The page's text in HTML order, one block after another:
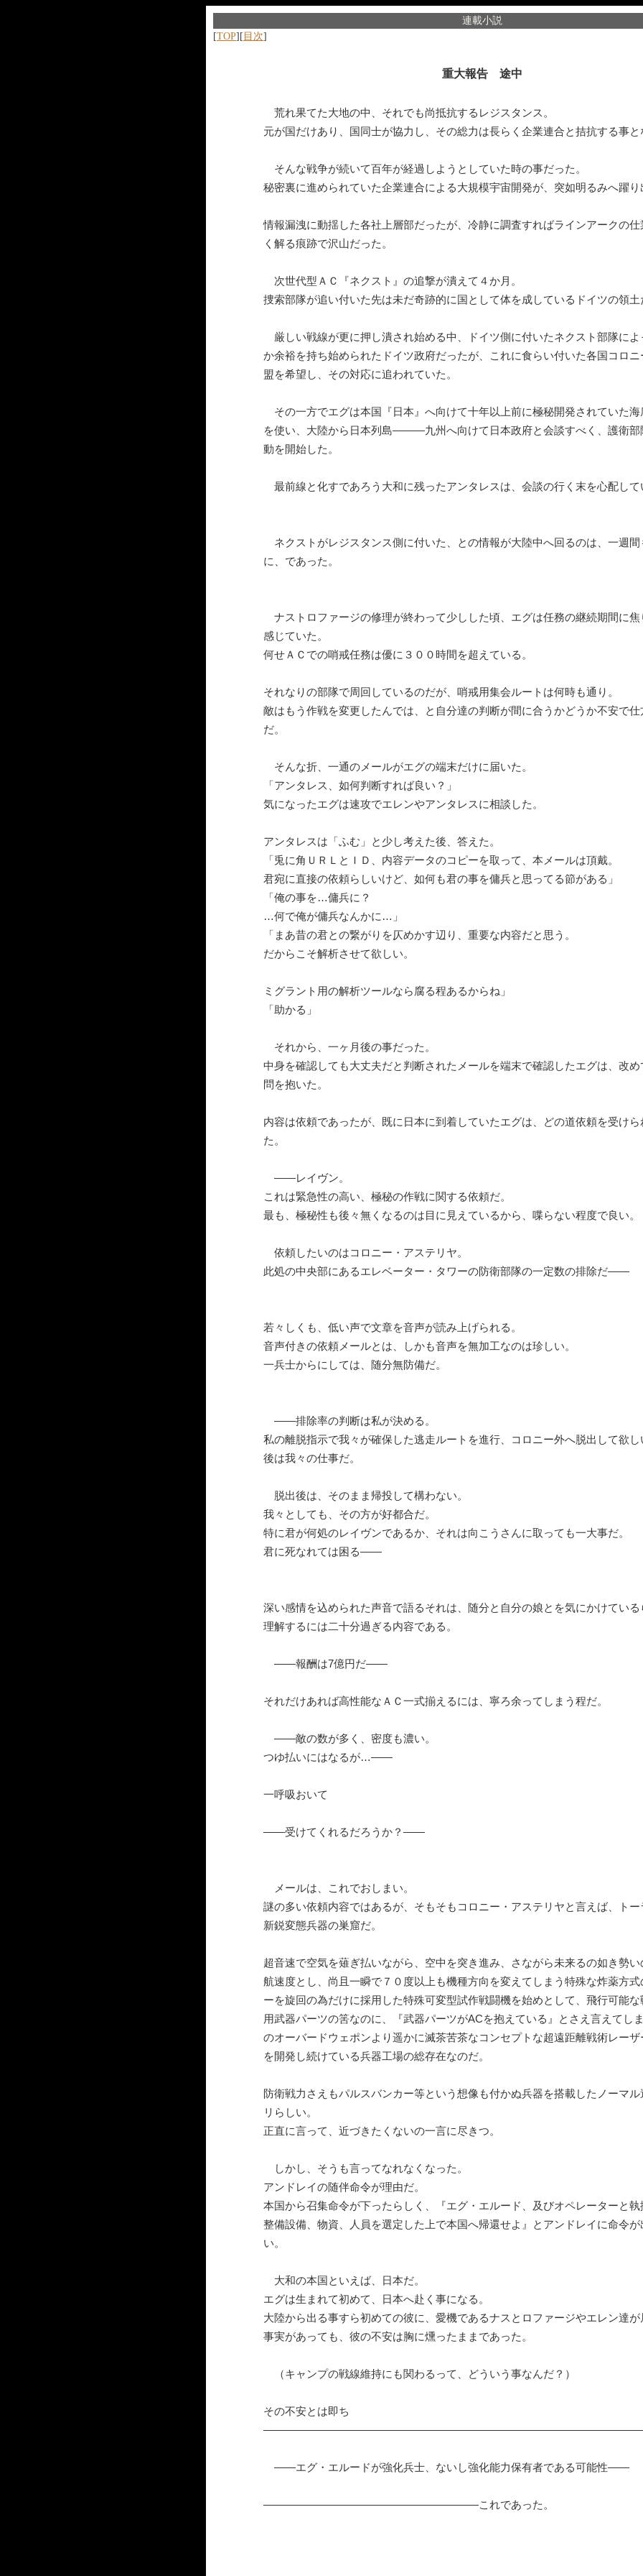
連載小説
[TOP][ 目次]
重大報告 途中
荒れ果てた大地の中、それでも尚抵抗するレジスタンス。
元が国だけあり、国同士が協力し、その総力は長らく企業連合と拮抗する事と
そんな戦争が続いて百年が経過しようとしていた時の事だった。
秘密裏に進められていた企業連合による大規模宇宙開発が、突如明るみへ躍り
情報漏洩に動揺した各社上層部だったが、冷静に調査すればラインアークの仕
く解る痕跡で沢山だった。
次世代型ＡＣ『ネクスト』の追撃が潰えて４か月。
捜索部隊が追い付いた先は未だ奇跡的に国として体を成しているドイツの領土
厳しい戦線が更に押し潰され始める中、ドイツ側に付いたネクスト部隊によ
か余裕を持ち始められたドイツ政府だったが、これに食らい付いた各国コロニ
盟を希望し、その対応に追われていた。
その一方でエグは本国『日本』へ向けて十年以上前に極秘開発されていた海
を使い、大陸から日本列島―――九州へ向けて日本政府と会談すべく、護衛部
動を開始した。
最前線と化すであろう大和に残ったアンタレスは、会談の行く末を心配して
ネクストがレジスタンス側に付いた、との情報が大陸中へ回るのは、一週間
に、であった。
ナストロファージの修理が終わって少しした頃、エグは任務の継続期間に焦
感じていた。
何せＡＣでの哨戒任務は優に３００時間を超えている。
それなりの部隊で周回しているのだが、哨戒用集会ルートは何時も通り。
敵はもう作戦を変更したんでは、と自分達の判断が間に合うかどうか不安で
だ。
そんな折、一通のメールがエグの端末だけに届いた。
「アンタレス、如何判断すれば良い？」
気になったエグは速攻でエレンやアンタレスに相談した。
アンタレスは「ふむ」と少し考えた後、答えた。
「兎に角ＵＲＬとＩＤ、内容データのコピーを取って、本メールは頂戴。
君宛に直接の依頼らしいけど、如何も君の事を傭兵と思ってる節がある」
「俺の事を…傭兵に？
…何で俺が傭兵なんかに…」
「まあ昔の君との繋がりを仄めかす辺り、重要な内容だと思う。
だからこそ解析させて欲しい。
ミグラント用の解析ツールなら腐る程あるからね」
「助かる」
それから、一ヶ月後の事だった。
中身を確認しても大丈夫だと判断されたメールを端末で確認したエグは、改め
問を抱いた。
内容は依頼であったが、既に日本に到着していたエグは、どの道依頼を受けら
た。
――レイヴン。
これは緊急性の高い、極秘の作戦に関する依頼だ。
最も、極秘性も後々無くなるのは目に見えているから、喋らない程度で良い。
依頼したいのはコロニー・アステリヤ。
此処の中央部にあるエレベーター・タワーの防衛部隊の一定数の排除だ――
若々しくも、低い声で文章を音声が読み上げられる。
音声付きの依頼メールとは、しかも音声を無加工なのは珍しい。
一兵士からにしては、随分無防備だ。
――排除率の判断は私が決める。
私の離脱指示で我々が確保した逃走ルートを進行、コロニー外へ脱出して欲し
後は我々の仕事だ。
脱出後は、そのまま帰投して構わない。
我々としても、その方が好都合だ。
特に君が何処のレイヴンであるか、それは向こうさんに取っても一大事だ。
君に死なれては困る――
深い感情を込められた声音で語るそれは、随分と自分の娘とを気にかけている
理解するには二十分過ぎる内容である。
――報酬は7億円だ――
それだけあれば高性能なＡＣ一式揃えるには、寧ろ余ってしまう程だ。
――敵の数が多く、密度も濃い。
つゆ払いにはなるが…――
一呼吸おいて
――受けてくれるだろうか？――
メールは、これでおしまい。
謎の多い依頼内容ではあるが、そもそもコロニー・アステリヤと言えば、ト
新鋭変態兵器の巣窟だ。
超音速で空気を薙ぎ払いながら、空中を突き進み、さながら未来るの如き勢い
航速度とし、尚且一瞬で７０度以上も機種方向を変えてしまう特殊な炸薬方式
ーを旋回の為だけに採用した特殊可変型試作戦闘機を始めとして、飛行可能な
用武器パーツの筈なのに、『武器パーツがACを抱えている』とさえ言えてし
のオーバードウェポンより遥かに滅茶苦茶なコンセプトな超遠距離戦術レー
を開発し続けている兵器工場の総存在なのだ。
防衛戦力さえもパルスバンカー等という想像も付かぬ兵器を搭載したノーマル
リらしい。
正直に言って、近づきたくないの一言に尽きつ。
しかし、そうも言ってなれなくなった。
アンドレイの随伴命令が理由だ。
本国から召集命令が下ったらしく、『エグ・エルード、及びオペレーターと
整備設備、物資、人員を選定した上で本国へ帰還せよ』とアンドレイに命令が
い。
大和の本国といえば、日本だ。
エグは生まれて初めて、日本へ赴く事になる。
大陸から出る事すら初めての彼に、愛機であるナスとロファージやエレン達が
事実があっても、彼の不安は胸に燻ったままであった。
（キャンプの戦線維持にも関わるって、どういう事なんだ？）
その不安とは即ち
――エグ・エルードが強化兵士、ないし強化能力保有者である可能性――
――――――――――――――――――――これであった。